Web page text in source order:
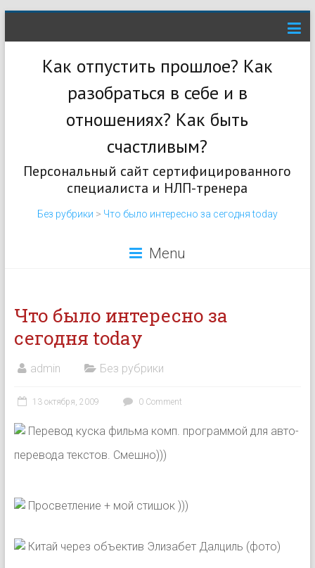
Как отпустить прошлое? Как
разобраться в себе и в
отношениях? Как быть
счастливым?
Персональный сайт сертифицированного
специалиста и НЛП-тренера
Без рубрики > Что было интересно за сегодня today
Menu
Что было интересно за
сегодня today
admin Без рубрики
13 октября, 2009 0 Comment
Перевод куска фильма комп. программой для авто-
перевода текстов. Смешно)))
Просветление + мой стишок )))
Китай через объектив Элизабет Далциль (фото)